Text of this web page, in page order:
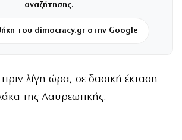
αναζήτησης.
του dimocracy.gr στην Google
λίγη ώρα, σε δασική έκταση
της Λαυρεωτικής.